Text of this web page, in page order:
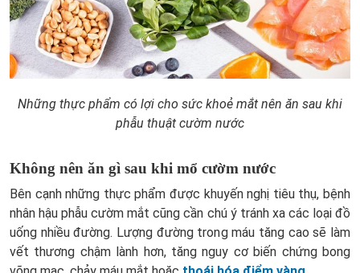
Những thực phẩm có lợi cho sức khoẻ mắt nên ăn sau khi
phẫu thuật cườm nước
Không nên ăn gì sau khi mổ cườm nước
Bên cạnh những thực phẩm được khuyến nghị tiêu thụ, bệnh
nhân hậu phẫu cườm mắt cũng cần chú ý tránh xa các loại đồ
uống nhiều đường. Lượng đường trong máu tăng cao sẽ làm
vết thương chậm lành hơn, tăng nguy cơ biến chứng bong